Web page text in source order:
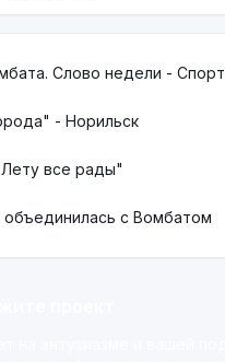
Слово недели - Спорт
- Норильск
все рады"
объединилась с Вомбатом